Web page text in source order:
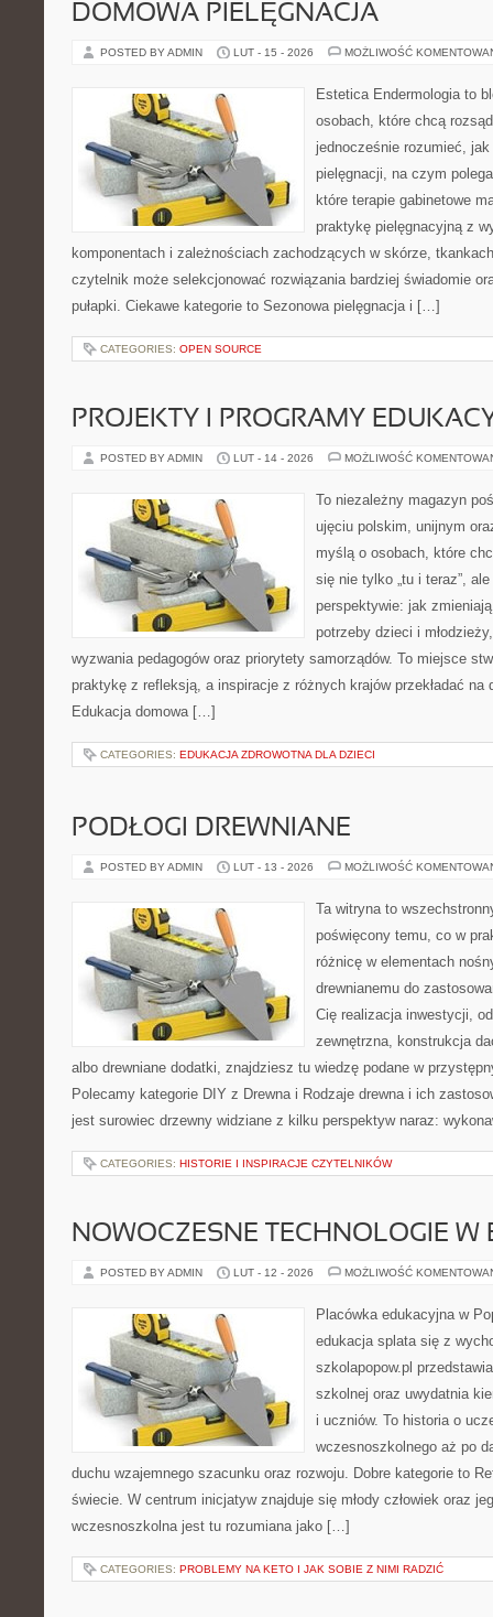
DOMOWA PIELĘGNACJA
POSTED BY ADMIN LUT - 15 - 2026 MOŻLIWOŚĆ
Estetica Endermologia to
osobach, które chcą
jednocześnie rozumieć, jak
pielęgnacji, na czym
które terapie gabinetowe
praktykę pielęgnacyjną z
komponentach i zależnościach zachodzących w skórze,
czytelnik może selekcjonować rozwiązania bardziej świadomie
pułapki. Ciekawe kategorie to Sezonowa pielęgnacja i […]
CATEGORIES: OPEN SOURCE
PROJEKTY I PROGRAMY
POSTED BY ADMIN LUT - 14 - 2026 MOŻLIWOŚĆ
To niezależny magazyn
ujęciu polskim, unijnym
myślą o osobach, które
się nie tylko „tu i teraz”,
perspektywie: jak
potrzeby dzieci i
wyzwania pedagogów oraz priorytety samorządów. To miejsce
praktykę z refleksją, a inspiracje z różnych krajów przekładać na
Edukacja domowa […]
CATEGORIES: EDUKACJA ZDROWOTNA DLA DZIECI
PODŁOGI DREWNIANE
POSTED BY ADMIN LUT - 13 - 2026 MOŻLIWOŚĆ
Ta witryna to
poświęcony temu, co w
różnicę w elementach
drewnianemu do
Cię realizacja inwestycji,
zewnętrzna, konstrukcja
albo drewniane dodatki, znajdziesz tu wiedzę podane w
Polecamy kategorie DIY z Drewna i Rodzaje drewna i ich
jest surowiec drzewny widziane z kilku perspektyw naraz:
CATEGORIES: HISTORIE I INSPIRACJE CZYTELNIKÓW
NOWOCZESNE TECHNOLOGIE W
POSTED BY ADMIN LUT - 12 - 2026 MOŻLIWOŚĆ
Placówka edukacyjna w
edukacja splata się z
szkolapopow.pl
szkolnej oraz uwydatnia
i uczniów. To historia o
wczesnoszkolnego aż po
duchu wzajemnego szacunku oraz rozwoju. Dobre kategorie to
świecie. W centrum inicjatyw znajduje się młody człowiek oraz
wczesnoszkolna jest tu rozumiana jako […]
CATEGORIES: PROBLEMY NA KETO I JAK SOBIE Z NIMI RADZIĆ